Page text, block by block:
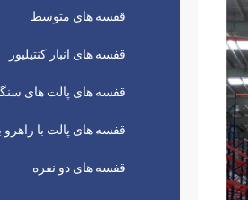
قفسه های متوسط
قفسه های انبار کنتیلیور
قفسه های پالت های
قفسه های پالت با راهرو
قفسه های دو نفره